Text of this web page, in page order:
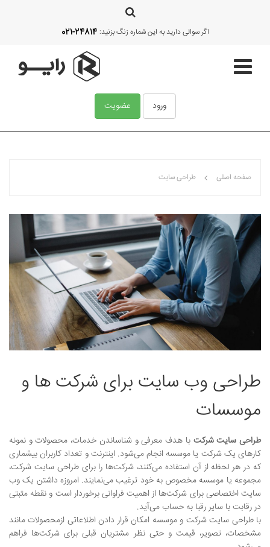
اگر سوالی دارید به این شماره زنگ بزنید: 021-24814
ورود عضویت
آموزش
امکانات
نمونه کارها
وبلاگ
تماس با ما
صفحه اصلی طراحی سایت
طراحی وب سایت برای شرکت ها و
موسسات
طراحی سایت شرکت با هدف معرفی و شناساندن خدمات، محصولات و نمونه
کارهای یک شرکت یا موسسه انجام می‌شود. اینترنت و تعداد کاربران بیشماری
که در هر لحظه از آن استفاده می‌کنند، شرکت‌ها را برای طراحی سایت شرکت،
مجموعه یا موسسه مخصوص به خود ترغیب می‌نمایند. امروزه داشتن یک وب
سایت اختصاصی برای شرکت‌ها از اهمیت فراوانی برخوردار است و نقطه مثبتی
در رقابت با سایر رقبا به حساب می‌آید.
با طراحی سایت شرکت و موسسه امکان قرار دادن اطلاعاتی ازمحصولات مانند
مشخصات، تصویر، قیمت و حتی نظر مشتریان قبلی برای شرکت‌ها فراهم